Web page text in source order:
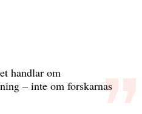
handlar om
– inte om forskarnas